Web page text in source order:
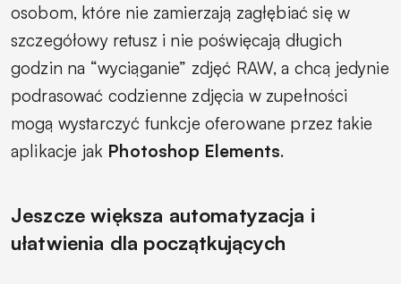
osobom, które nie zamierzają zagłębiać się w
szczegółowy retusz i nie poświęcają długich
godzin na “wyciąganie” zdjęć RAW, a chcą jedynie
podrasować codzienne zdjęcia w zupełności
mogą wystarczyć funkcje oferowane przez takie
aplikacje jak Photoshop Elements.
Jeszcze większa automatyzacja i
ułatwienia dla początkujących